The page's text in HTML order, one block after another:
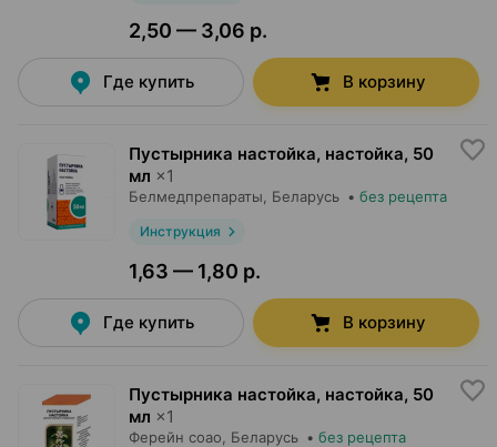
2,50 — 3,06 р.
Где купить В корзину
Пустырника настойка, настойка, 50
мл ×1
Белмедпрепараты , Беларусь • без рецепта
Инструкция
1,63 — 1,80 р.
Где купить В корзину
Пустырника настойка, настойка, 50
мл ×1
Ферейн соао , Беларусь • без рецепта